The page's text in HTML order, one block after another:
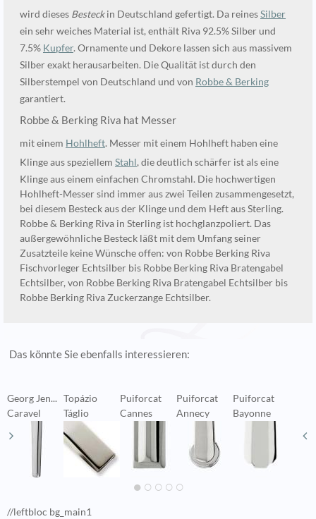
wird dieses Besteckin Deutschland gefertigt. Da reinesSilber
ein sehr weiches Material ist, enthält Riva 92.5% Silber und
7.5% Kupfer. Ornamente und Dekore lassen sich aus massivem
Silber exakt herausarbeiten. Die Qualität ist durch den
Silberstempel von Deutschland und von Robbe & Berking
garantiert.
Robbe & Berking Riva hat Messer
mit einem Hohlheft. Messer mit einem Hohlheft haben eine
Klinge aus speziellem Stahl, die deutlich schärfer ist als eine
Klinge aus einem einfachen Chromstahl. Die hochwertigen
Hohlheft-Messer sind immer aus zwei Teilen zusammengesetzt,
bei diesem Besteck aus der Klinge und dem Heft aus Sterling.
Robbe & Berking Riva in Sterling ist hochglanzpoliert. Das
außergewöhnliche Besteck läßt mit dem Umfang seiner
Zusatzteile keine Wünsche offen: von Robbe Berking Riva
Fischvorleger Echtsilber bis Robbe Berking Riva Bratengabel
Echtsilber, von Robbe Berking Riva Bratengabel Echtsilber bis
Robbe Berking Riva Zuckerzange Echtsilber.
Das könnte Sie ebenfalls interessieren:
Georg Jen...
Caravel
Topázio
Táglio
Puiforcat
Cannes
Puiforcat
Annecy
Puiforcat
Bayonne
//leftbloc bg_main1